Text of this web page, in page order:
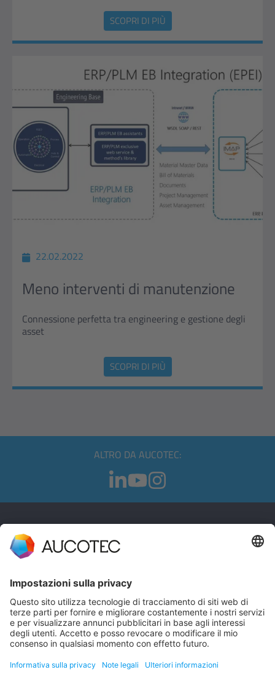
SCOPRI DI PIÙ
22.02.2022
Meno interventi di manutenzione
Connessione perfetta tra engineering e gestione degli
asset
SCOPRI DI PIÙ
ALTRO DA AUCOTEC:
CONTATTI
Telefono +49 511 6103 0
AUCOTEC AG
30916 Isernhagen